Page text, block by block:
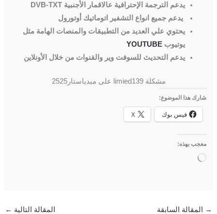
يدعم الترجمة الإحترافية عالاقمار الأجنبية DVB-TXT
يدعم جميع انواع التشفير اتوماتيك أوتورول
يحتوي علي العديد من التطبيقات والمنصات الهامة مثل
يوتيوبYOUTUBE
يدعم التحديث للسوفت وير والقنوات من خلال الأونلاين
مشكلة limied139 على ميدياستار2525
شارك هذا الموضوع:
فيس بوك X
معجب بهذه:
جاري
→ المقالة السابقة المقالة التالية ←